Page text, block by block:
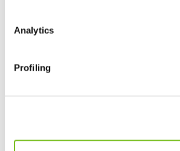
Analytics
Profiling